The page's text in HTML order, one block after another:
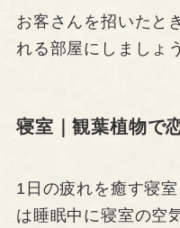
お客さんを招いたと
れる部屋にしましょ
寝室｜観葉植物で
1日の疲れを癒す寝
は睡眠中に寝室の空